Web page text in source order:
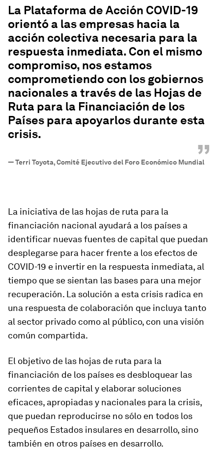
La Plataforma de Acción COVID-19
orientó a las empresas hacia la
acción colectiva necesaria para la
respuesta inmediata. Con el mismo
compromiso, nos estamos
comprometiendo con los gobiernos
nacionales a través de las Hojas de
Ruta para la Financiación de los
Países para apoyarlos durante esta
crisis.
”
—Terri Toyota, Comité Ejecutivo del Foro Económico Mundial
La iniciativa de las hojas de ruta para la
financiación nacional ayudará a los países a
identificar nuevas fuentes de capital que puedan
desplegarse para hacer frente a los efectos de
COVID-19 e invertir en la respuesta inmediata, al
tiempo que se sientan las bases para una mejor
recuperación. La solución a esta crisis radica en
una respuesta de colaboración que incluya tanto
al sector privado como al público, con una visión
común compartida.
El objetivo de las hojas de ruta para la
financiación de los países es desbloquear las
corrientes de capital y elaborar soluciones
eficaces, apropiadas y nacionales para la crisis,
que puedan reproducirse no sólo en todos los
pequeños Estados insulares en desarrollo, sino
también en otros países en desarrollo.